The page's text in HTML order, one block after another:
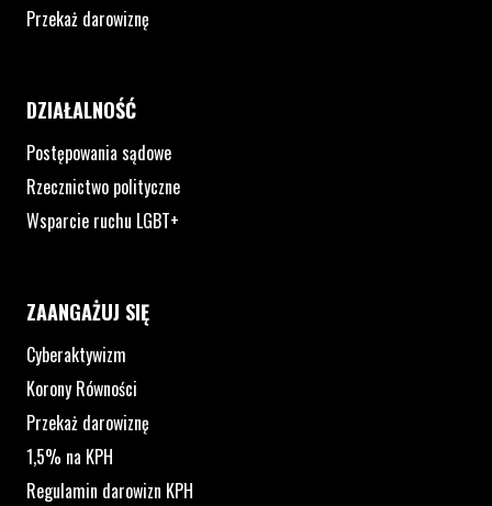
Przekaż darowiznę
DZIAŁALNOŚĆ
Postępowania sądowe
Rzecznictwo polityczne
Wsparcie ruchu LGBT+
ZAANGAŻUJ SIĘ
Cyberaktywizm
Korony Równości
Przekaż darowiznę
1,5% na KPH
Regulamin darowizn KPH